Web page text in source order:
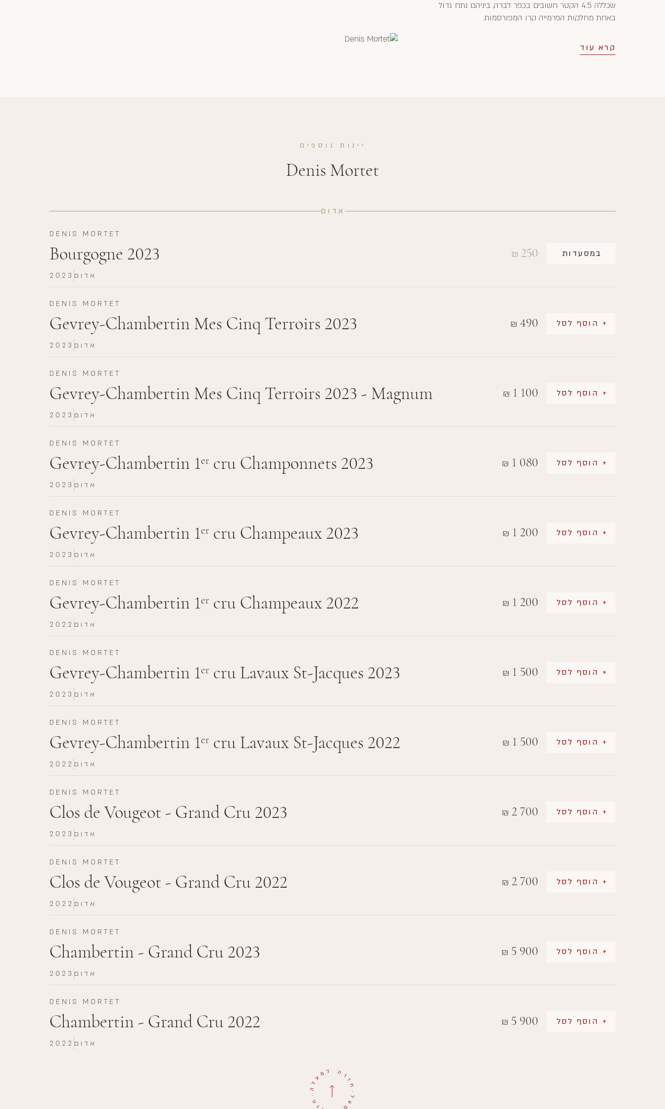
שכללה 4.5 הקטר חשובים בכפר ז'ברה, ביניהם נתח גדול
באחת מחלקות הפרמייה קרו המפורסמות.
קרא עוד
יינות נוספים
Denis Mortet
אדום
DENIS MORTET
Bourgogne 2023 ₪ 250 במסעדות
2023 אדום
DENIS MORTET
Gevrey-Chambertin Mes Cinq Terroirs 2023 ₪ 490 + הוסף לסל
2023 אדום
DENIS MORTET
Gevrey-Chambertin Mes Cinq Terroirs 2023 - Magnum ₪ 1 100 + הוסף לסל
2023 אדום
DENIS MORTET
Gevrey-Chambertin 1er cru Champonnets 2023 ₪ 1 080 + הוסף לסל
2023 אדום
DENIS MORTET
Gevrey-Chambertin 1er cru Champeaux 2023 ₪ 1 200 + הוסף לסל
2023 אדום
DENIS MORTET
Gevrey-Chambertin 1er cru Champeaux 2022 ₪ 1 200 + הוסף לסל
2022 אדום
DENIS MORTET
Gevrey-Chambertin 1er cru Lavaux St-Jacques 2023 ₪ 1 500 + הוסף לסל
2023 אדום
DENIS MORTET
Gevrey-Chambertin 1er cru Lavaux St-Jacques 2022 ₪ 1 500 + הוסף לסל
2022 אדום
DENIS MORTET
Clos de Vougeot - Grand Cru 2023 ₪ 2 700 + הוסף לסל
2023 אדום
DENIS MORTET
Clos de Vougeot - Grand Cru 2022 ₪ 2 700 + הוסף לסל
2022 אדום
DENIS MORTET
Chambertin - Grand Cru 2023 ₪ 5 900 + הוסף לסל
2023 אדום
DENIS MORTET
Chambertin - Grand Cru 2022 ₪ 5 900 + הוסף לסל
2022 אדום